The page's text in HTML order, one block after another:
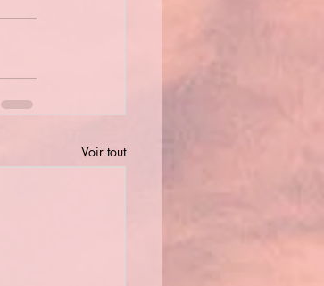
Voir tout